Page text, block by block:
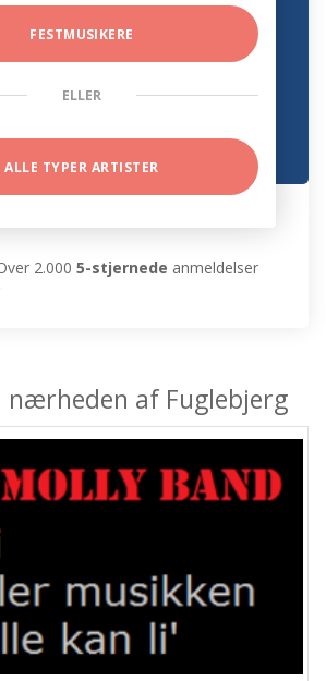
FESTMUSIKERE
ELLER
ALLE TYPER ARTISTER
2.0005-stjernede anmeldelser
nærheden af Fuglebjerg